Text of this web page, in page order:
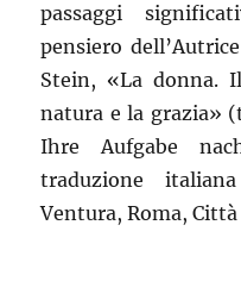
passaggi
pensiero
Stein, «La donna.
natura e la grazia»
Ihre Aufgabe
traduzione
Ventura, Roma,